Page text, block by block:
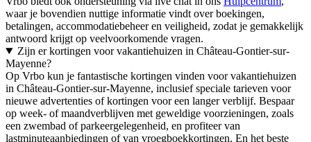
waar je bovendien nuttige informatie vindt over boekingen,
betalingen, accommodatiebeheer en veiligheid, zodat je gemakkelijk
antwoord krijgt op veelvoorkomende vragen.
Zijn er kortingen voor vakantiehuizen in Château-Gontier-sur-
Mayenne?
Op Vrbo kun je fantastische kortingen vinden voor vakantiehuizen
in Château-Gontier-sur-Mayenne, inclusief speciale tarieven voor
nieuwe advertenties of kortingen voor een langer verblijf. Bespaar
op week- of maandverblijven met geweldige voorzieningen, zoals
een zwembad of parkeergelegenheid, en profiteer van
lastminuteaanbiedingen of van vroegboekkortingen. En het beste